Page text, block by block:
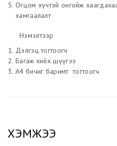
Огцом хүчтэй онгойж
хамгаалалт
Нэмэлтээр
Дэлгэц тогтоогч
Багаж хийх шүүгээ
А4 бичиг баримт тогтоогч
ХЭМЖЭЭ